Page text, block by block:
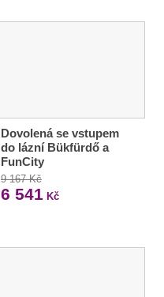
Dovolená se vstupem
do lázní Bükfürdő a
FunCity
9 167 Kč
6 541 Kč